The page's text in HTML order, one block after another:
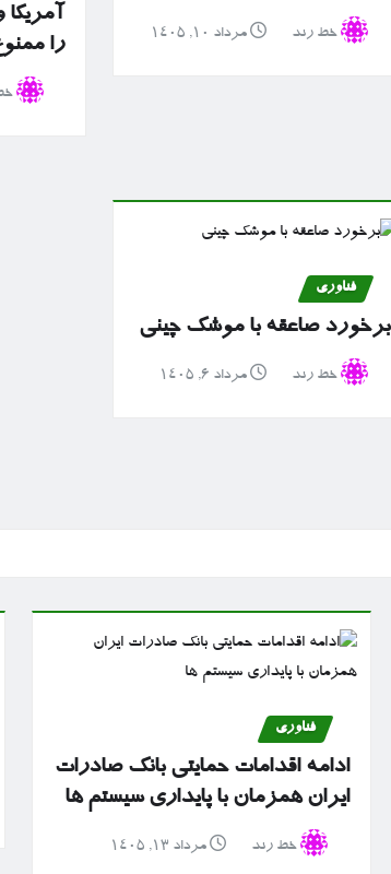
خط رند مرداد ۱۰, ۱۴۰۵
را
فناوری
برخورد صاعقه با موشک چینی
خط رند مرداد ۶, ۱۴۰۵
فناوری
ادامه اقدامات حمایتی بانک صادرات
ایران همزمان با پایداری سیستم ها
خط رند مرداد ۱۳, ۱۴۰۵